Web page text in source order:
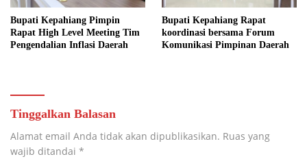
Bupati Kepahiang Pimpin
Rapat High Level Meeting Tim
Pengendalian Inflasi Daerah
Bupati Kepahiang Rapat
koordinasi bersama Forum
Komunikasi Pimpinan Daerah
Tinggalkan Balasan
Alamat email Anda tidak akan dipublikasikan. Ruas yang
wajib ditandai *